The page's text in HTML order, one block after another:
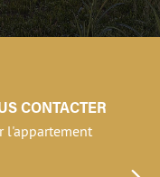
CONTACTER
l'appartement